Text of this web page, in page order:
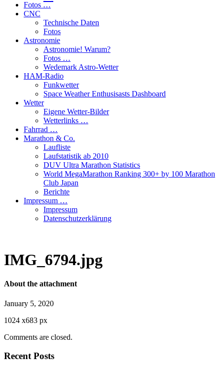
Fotos …
CNC
Technische Daten
Fotos
Astronomie
Astronomie! Warum?
Fotos …
Wedemark Astro-Wetter
HAM-Radio
Funkwetter
Space Weather Enthusisasts Dashboard
Wetter
Eigene Wetter-Bilder
Wetterlinks …
Fahrrad …
Marathon & Co.
Laufliste
Laufstatistik ab 2010
DUV Ultra Marathon Statistics
World MegaMarathon Ranking 300+ by 100 Marathon
Club Japan
Berichte
Impressum …
Impressum
Datenschutzerklärung
IMG_6794.jpg
About the attachment
January 5, 2020
1024 x683 px
Comments are closed.
Recent Posts